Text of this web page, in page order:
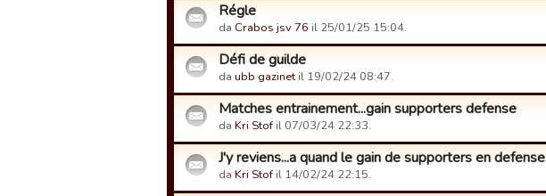
Régle
da Crabos jsv 76 il 25/01/25 15:04.
Défi de guilde
da ubb gazinetil 19/02/24 08:47.
Matches entrainement...gain supporters defense
da Kri Stof il 07/03/24 22:33.
J'y reviens...a quand le gain de supporters en defense
da Kri Stof il 14/02/24 22:15.